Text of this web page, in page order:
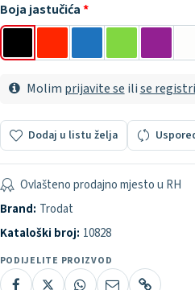
Boja jastučića
Molim prijavite se ilise
Dodaj u listu želja
Ovlašteno prodajno mjesto u RH
Brand: Trodat
Kataloški broj: 10828
PODIJELITE PROIZVOD